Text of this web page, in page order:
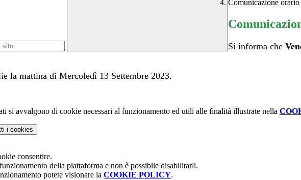
Comunicazione
Si informa che
la mattina di Mercoledì 13 Settembre 2023.
si avvalgono di cookie necessari al funzionamento ed utili alle finalità illustrate nella
i cookies
consentire.
della piattaforma e non è possibile disabilitarli.
potete visionare la COOKIE POLICY.